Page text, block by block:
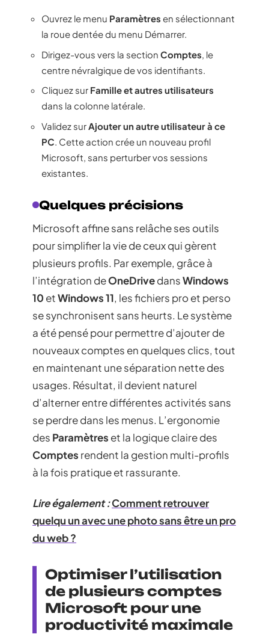
Ouvrez le menu Paramètres en sélectionnant
la roue dentée du menu Démarrer.
Dirigez-vous vers la section Comptes , le
centre névralgique de vos identifiants.
Cliquez sur Famille et autres utilisateurs
dans la colonne latérale.
Validez sur Ajouter un autre utilisateur à ce
PC . Cette action crée un nouveau profil
Microsoft, sans perturber vos sessions
existantes.
Quelques précisions
Microsoft affine sans relâche ses outils
pour simplifier la vie de ceux qui gèrent
plusieurs profils. Par exemple, grâce à
l’intégration deOneDrivedansWindows
10 etWindows 11, les fichiers pro et perso
se synchronisent sans heurts. Le système
a été pensé pour permettre d’ajouter de
nouveaux comptes en quelques clics, tout
en maintenant une séparation nette des
usages. Résultat, il devient naturel
d’alterner entre différentes activités sans
se perdre dans les menus. L’ergonomie
des Paramètres et la logique claire des
Comptes rendent la gestion multi-profils
à la fois pratique et rassurante.
Lire également :Comment retrouver
quelqu un avec une photo sans être un pro
du web ?
Optimiser l’utilisation
de plusieurs comptes
Microsoft pour une
productivité maximale